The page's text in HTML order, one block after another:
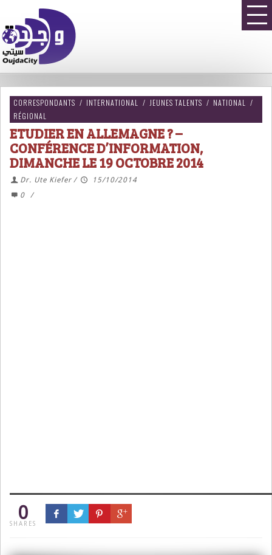
CORRESPONDANTS / INTERNATIONAL / JEUNES TALENTS / NATIONAL
/
RÉGIONAL
ETUDIER EN ALLEMAGNE ? –
CONFÉRENCE D’INFORMATION,
DIMANCHE LE 19 OCTOBRE 2014
Dr. Ute Kiefer /
15/10/2014
0
/
0
SHARES